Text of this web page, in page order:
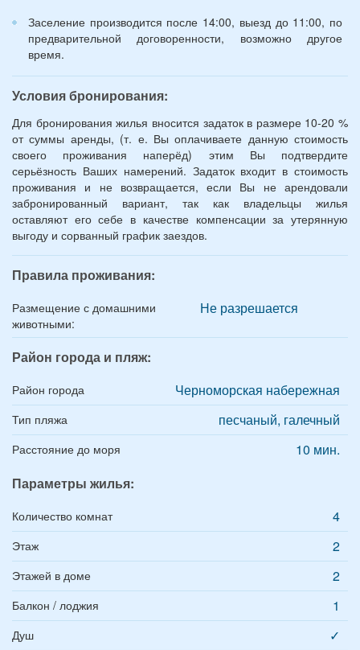
Заселение производится после 14:00, выезд до 11:00, по
предварительной договоренности, возможно другое
время.
Условия бронирования:
Для бронирования жилья вносится задаток в размере 10-20 %
от суммы аренды, (т. е. Вы оплачиваете данную стоимость
своего проживания наперёд) этим Вы подтвердите
серьёзность Ваших намерений. Задаток входит в стоимость
проживания и не возвращается, если Вы не арендовали
забронированный вариант, так как владельцы жилья
оставляют его себе в качестве компенсации за утерянную
выгоду и сорванный график заездов.
Правила проживания:
Размещение с домашними
животными:
Не разрешается
Район города и пляж:
Район города Черноморская набережная
Тип пляжа песчаный, галечный
Расстояние до моря
10 мин.
Параметры жилья:
Количество комнат 4
Этаж 2
Этажей в доме 2
Балкон / лоджия 1
Душ ✓